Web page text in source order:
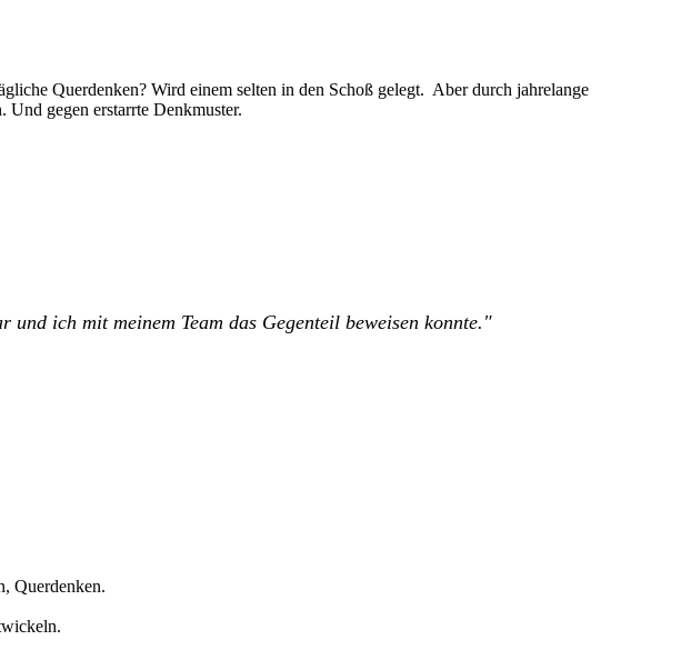
Querdenken? Wird einem selten in den Schoß gelegt. Aber durch jahrelange
Und gegen erstarrte Denkmuster.
ich mit meinem Team das Gegenteil beweisen konnte."
Querdenken.